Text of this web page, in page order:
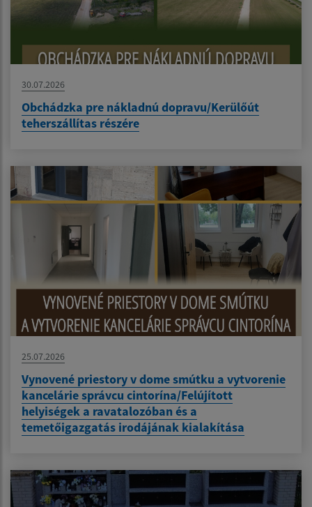
30.07.2026
Obchádzka pre nákladnú dopravu/Kerülőút
teherszállítas részére
25.07.2026
Vynovené priestory v dome smútku a vytvorenie
kancelárie správcu cintorína/Felújított
helyiségek a ravatalozóban és a
temetőigazgatás irodájának kialakítása